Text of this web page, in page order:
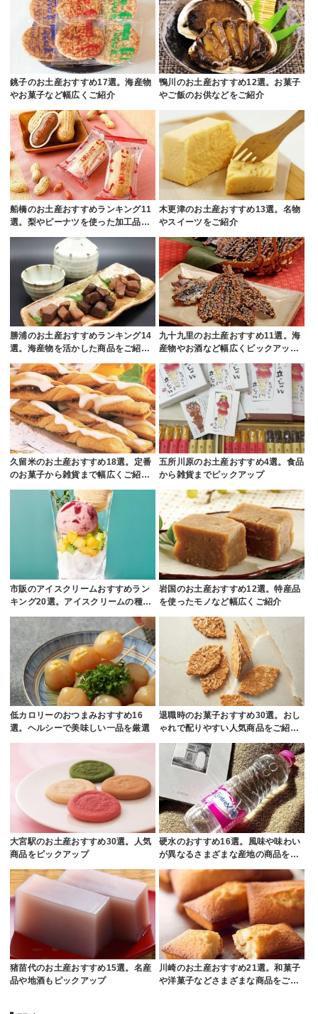
銚子のお土産おすすめ17選。海産物
やお菓子など幅広くご紹介
鴨川のお土産おすすめ12選。お菓子
やご飯のお供などをご紹介
船橋のお土産おすすめランキング11
選。梨やピーナツを使った加工品…
木更津のお土産おすすめ13選。名物
やスイーツをご紹介
勝浦のお土産おすすめランキング14
選。海産物を活かした商品をご紹…
九十九里のお土産おすすめ11選。海
産物やお酒など幅広くピックアッ…
久留米のお土産おすすめ18選。定番
のお菓子から雑貨まで幅広くご紹…
五所川原のお土産おすすめ4選。食品
から雑貨までピックアップ
市販のアイスクリームおすすめラン
キング20選。アイスクリームの種…
岩国のお土産おすすめ12選。特産品
を使ったモノなど幅広くご紹介
低カロリーのおつまみおすすめ16
選。ヘルシーで美味しい一品を厳選
退職時のお菓子おすすめ30選。おし
ゃれで配りやすい人気商品をご紹…
大宮駅のお土産おすすめ30選。人気
商品をピックアップ
硬水のおすすめ16選。風味や味わい
が異なるさまざまな産地の商品を…
猪苗代のお土産おすすめ15選。名産
品や地酒もピックアップ
川崎のお土産おすすめ21選。和菓子
や洋菓子などさまざまな商品をご…